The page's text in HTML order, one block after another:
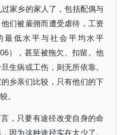
家乡的家人了，包括配偶与
们被雇佣而遭受虐待，工资
最低水平与社会平均水平
），甚至被拖欠、扣留。他
生病或工伤，则无所依靠。
乡亲们比较，只有他们的下
。
，只要有途径改变自身的命
因为这种途径实在太少了。